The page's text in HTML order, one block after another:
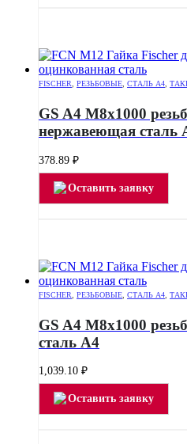
FISCHER, РЕЗЬБОВЫЕ, СТАЛЬ А4,
GS A4 M8х1000
нержавеющая сталь
378.89 ₽
Оставить заявку
FISCHER РЕЗЬБОВЫЕ СТАЛЬ А4
GS A4 M8х1000
сталь А4
1,039.10 ₽
Оставить заявку